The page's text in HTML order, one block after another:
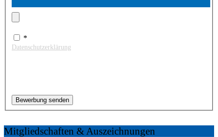
*
Datenschutzerklärung
Bewerbung senden
Mitgliedschaften & Auszeichnungen